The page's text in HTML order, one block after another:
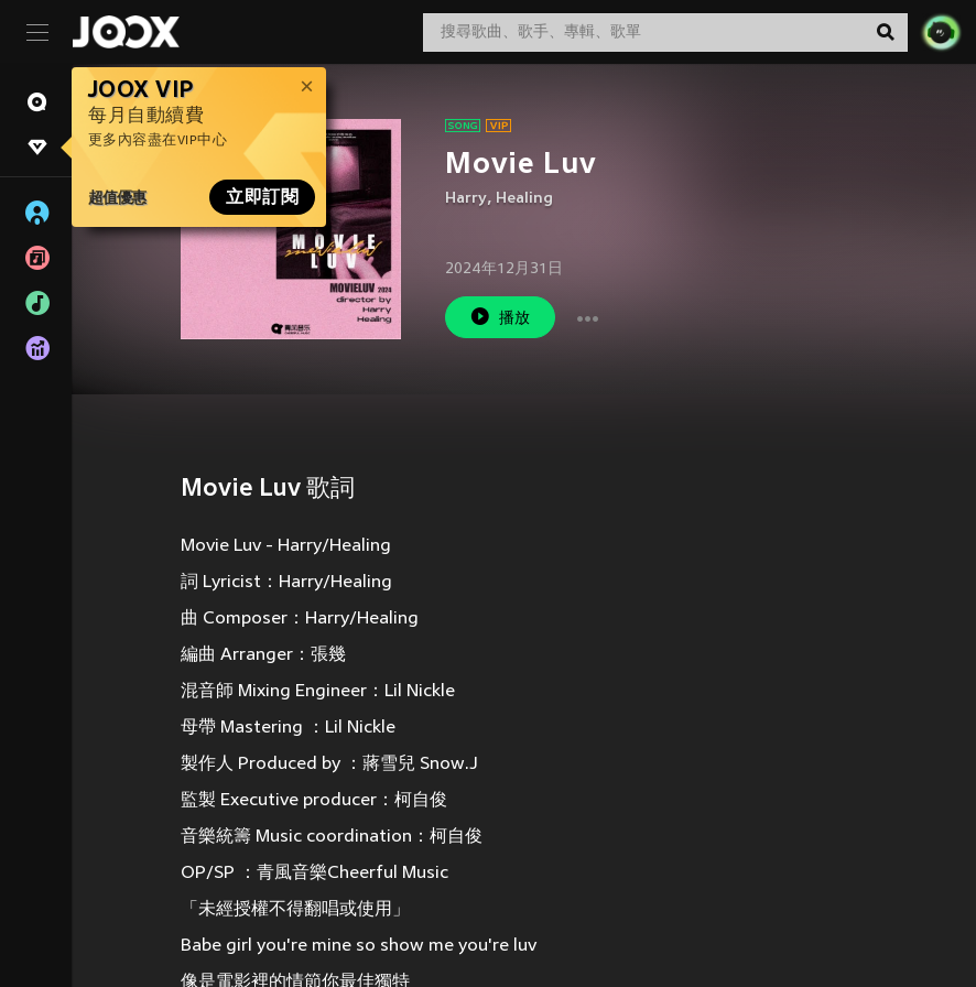
JOOX VIP
每月自動續費
更多內容盡在VIP中心
超值優惠 立即訂閱
Movie Luv
Harry, Healing
2024年12月31日
播放
Movie Luv 歌詞
Movie Luv - Harry/Healing
詞 Lyricist：Harry/Healing
曲 Composer：Harry/Healing
編曲 Arranger：張幾
混音師 Mixing Engineer：Lil Nickle
母帶 Mastering ：Lil Nickle
製作人 Produced by ：蔣雪兒 Snow.J
監製 Executive producer：柯自俊
音樂統籌 Music coordination：柯自俊
OP/SP ：青風音樂Cheerful Music
「未經授權不得翻唱或使用」
Babe girl you're mine so show me you're luv
像是電影裡的情節你最佳獨特